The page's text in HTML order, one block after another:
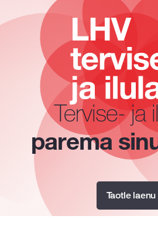
Tervise- ja
parema
Taotle laenu